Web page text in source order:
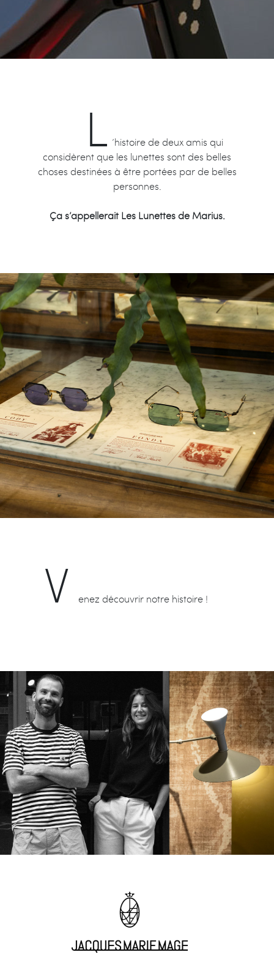
L
’histoire de deux amis qui
considèrent que les lunettes sont des belles
choses destinées à être portées par de belles
personnes.
Ça s’appellerait Les Lunettes de Marius.
V
enez découvrir notre histoire !